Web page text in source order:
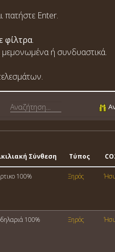
πατήστε Enter.
φίλτρα.
μεμονωμένα ή συνδυαστικά.
Σύνθεση Τύπος
100% Ξηρός
100% Ξηρός